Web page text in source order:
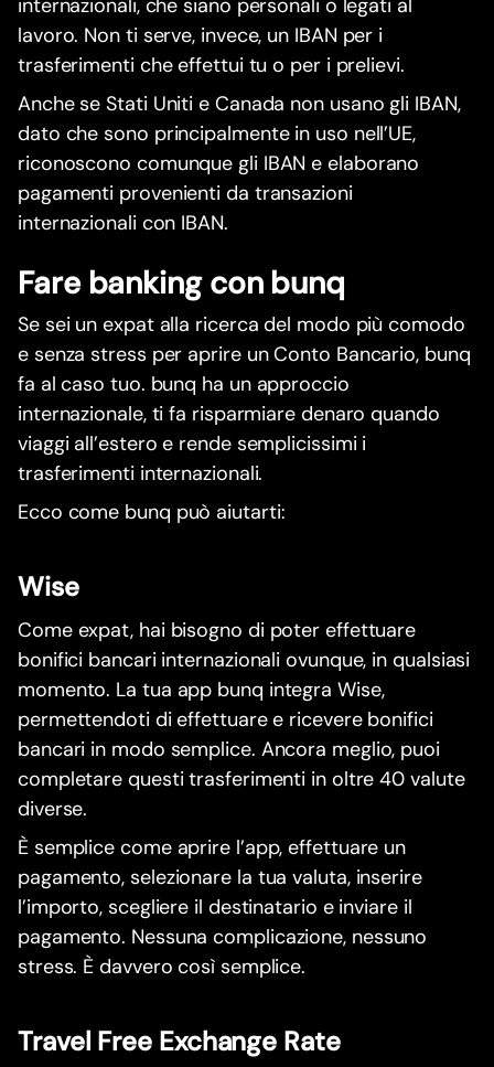
internazionali, che siano personali o legati al
lavoro. Non ti serve, invece, un IBAN per i
trasferimenti che effettui tu o per i prelievi.
Anche se Stati Uniti e Canada non usano gli IBAN,
dato che sono principalmente in uso nell’UE,
riconoscono comunque gli IBAN e elaborano
pagamenti provenienti da transazioni
internazionali con IBAN.
Fare banking con bunq
Se sei un expat alla ricerca del modo più comodo
e senza stress per aprire un Conto Bancario, bunq
fa al caso tuo. bunq ha un approccio
internazionale, ti fa risparmiare denaro quando
viaggi all’estero e rende semplicissimi i
trasferimenti internazionali.
Ecco come bunq può aiutarti:
Wise
Come expat, hai bisogno di poter effettuare
bonifici bancari internazionali ovunque, in qualsiasi
momento. La tua app bunq integra Wise,
permettendoti di effettuare e ricevere bonifici
bancari in modo semplice. Ancora meglio, puoi
completare questi trasferimenti in oltre 40 valute
diverse.
È semplice come aprire l’app, effettuare un
pagamento, selezionare la tua valuta, inserire
l’importo, scegliere il destinatario e inviare il
pagamento. Nessuna complicazione, nessuno
stress. È davvero così semplice.
Travel Free Exchange Rate